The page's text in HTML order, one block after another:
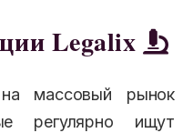
Legalix
массовый рынок
регулярно ищут